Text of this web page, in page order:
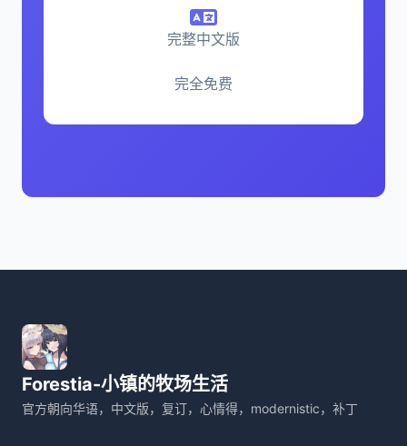
完整中文版
完全免费
Forestia-小镇的牧场生活
官方朝向华语，中文版，复订，心情得，modernistic，补丁